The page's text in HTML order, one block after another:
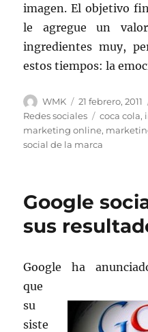
imagen. El objetivo
le agregue un
ingredientes muy,
estos tiempos: la
Autor
WMK
Publicado
el
21 febrero, 2011
Redes sociales
Etiquetas
coca cola,
marketing online,
social de la marca
Google
sus
Google ha
que
su
siste